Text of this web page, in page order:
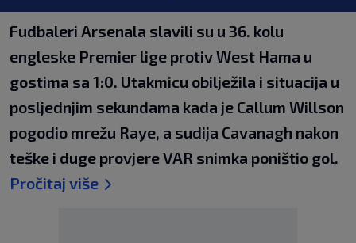
Fudbaleri Arsenala slavili su u 36. kolu
engleske Premier lige protiv West Hama u
gostima sa 1:0. Utakmicu obilježila i situacija u
posljednjim sekundama kada je Callum Willson
pogodio mrežu Raye, a sudija Cavanagh nakon
teške i duge provjere VAR snimka poništio gol.
Pročitaj više